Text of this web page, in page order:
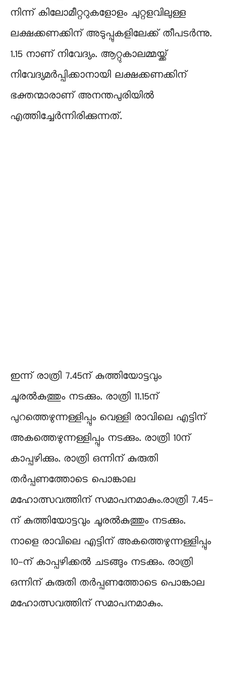
നിന്ന് കിലോമീറ്ററുകളോളം ചുറ്റളവിലുള്ള
ലക്ഷക്കണക്കിന് അടുപ്പുകളിലേക്ക് തീപടർന്നു.
1.15 നാണ് നിവേദ്യം. ആറ്റുകാലമ്മയ്ക്ക്
നിവേദ്യമർപ്പിക്കാനായി ലക്ഷക്കണക്കിന്
ഭക്തന്മാരാണ് അനന്തപുരിയിൽ
എത്തിച്ചേർന്നിരിക്കുന്നത്.
ഇന്ന് രാത്രി 7.45ന് കുത്തിയോട്ടവും
ചൂരൽകുത്തും നടക്കും. രാത്രി 11.15ന്‌
പുറത്തെഴുന്നള്ളിപ്പും വെള്ളി രാവിലെ എട്ടിന്‌
അകത്തെഴുന്നള്ളിപ്പും നടക്കും. രാത്രി 10ന്‌
കാപ്പഴിക്കും. രാത്രി ഒന്നിന്‌ കുരുതി
തർപ്പണത്തോടെ പൊങ്കാല
മഹോത്സവത്തിന്‌ സമാപനമാകും.രാത്രി 7.45-
ന്‌ കുത്തിയോട്ടവും ചൂരൽകുത്തും നടക്കും.
നാളെ രാവിലെ എട്ടിന്‌ അകത്തെഴുന്നള്ളിപ്പും
10-ന്‌ കാപ്പഴിക്കൽ ചടങ്ങും നടക്കും. രാത്രി
ഒന്നിന്‌ കുരുതി തർപ്പണത്തോടെ പൊങ്കാല
മഹോത്സവത്തിന്‌ സമാപനമാകും.